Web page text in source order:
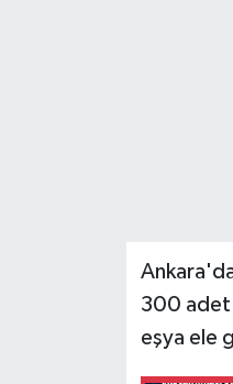
300 adet
eşya ele